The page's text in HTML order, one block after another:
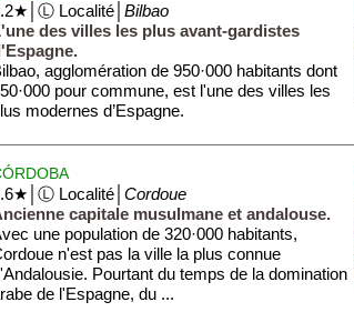
Localité│Bilbao
des villes les plus avant-gardistes
agglomération de 950·000 habitants dont
pour commune, est l'une des villes les
modernes d’Espagne.
fut fondée ...
Localité│Cordoue
capitale musulmane et andalouse.
une population de 320·000 habitants,
n'est pas la ville la plus connue
Pourtant du temps de la domination
de l'Espagne, du ...